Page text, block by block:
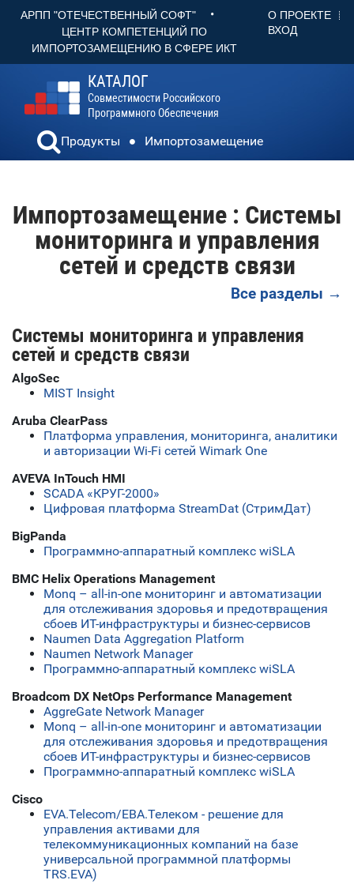
АРПП "ОТЕЧЕСТВЕННЫЙ СОФТ" •
ЦЕНТР КОМПЕТЕНЦИЙ ПО
ИМПОРТОЗАМЕЩЕНИЮ В СФЕРЕ ИКТ
О ПРОЕКТЕ
ВХОД
КАТАЛОГ
Совместимости Российского
Программного Обеспечения
Продукты Импортозамещение
Импортозамещение : Системы
мониторинга и управления
сетей и средств связи
Все разделы →
Системы мониторинга и управления
сетей и средств связи
AlgoSec
MIST Insight
Aruba ClearPass
Платформа управления, мониторинга, аналитики
и авторизации Wi-Fi сетей Wimark One
AVEVA InTouch HMI
SCADA «КРУГ-2000»
Цифровая платформа StreamDat (СтримДат)
BigPanda
Программно-аппаратный комплекс wiSLA
BMC Helix Operations Management
Monq – all-in-one мониторинг и автоматизации
для отслеживания здоровья и предотвращения
сбоев ИТ-инфраструктуры и бизнес-сервисов
Naumen Data Aggregation Platform
Naumen Network Manager
Программно-аппаратный комплекс wiSLA
Broadcom DX NetOps Performance Management
AggreGate Network Manager
Monq – all-in-one мониторинг и автоматизации
для отслеживания здоровья и предотвращения
сбоев ИТ-инфраструктуры и бизнес-сервисов
Программно-аппаратный комплекс wiSLA
Cisco
ЕVA.Telecom/ЕВА.Телеком - решение для
управления активами для
телекоммуникационных компаний на базе
универсальной программной платформы
TRS.EVA)